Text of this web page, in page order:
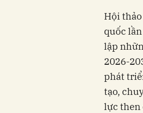
Hội
quốc
lập
2026-
phát
tạo,
lực then